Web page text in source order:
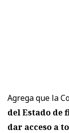
Agrega que la
del Estado
dar acceso a